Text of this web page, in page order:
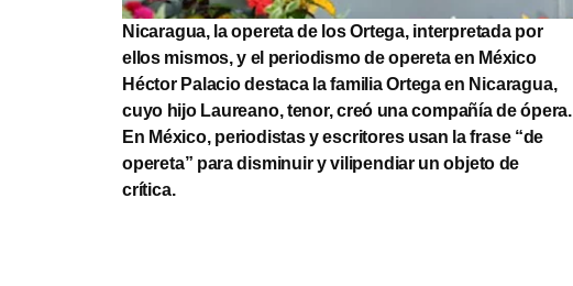
Nicaragua, la opereta de los Ortega, interpretada por
ellos mismos, y el periodismo de opereta en México
Héctor Palacio destaca la familia Ortega en Nicaragua,
cuyo hijo Laureano, tenor, creó una compañía de ópera.
En México, periodistas y escritores usan la frase “de
opereta” para disminuir y vilipendiar un objeto de
crítica.